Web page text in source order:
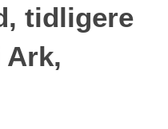
tidligere